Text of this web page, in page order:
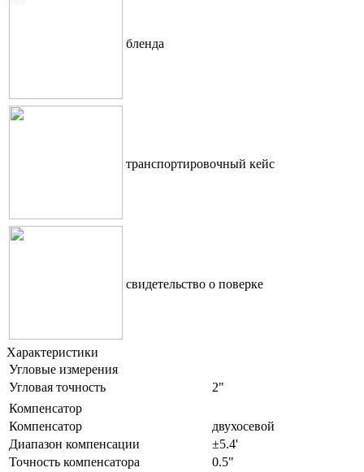
бленда
транспортировочный кейс
свидетельство о поверке
Характеристики
Угловые измерения
Угловая точность
2"
Компенсатор
Компенсатор
двухосевой
Диапазон компенсации
±5.4'
Точность компенсатора
0.5"